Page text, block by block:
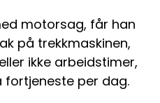
motorsag, får han
på trekkmaskinen,
ikke arbeidstimer,
per dag.